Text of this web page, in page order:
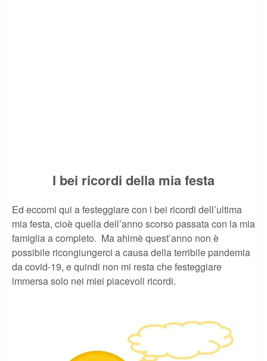
I bei ricordi della mia festa
Ed eccomi qui a festeggiare con i bei ricordi dell’ultima
mia festa, cioè quella dell’anno scorso passata con la mia
famiglia a completo. Ma ahimè quest’anno non è
possibile ricongiungerci a causa della terribile pandemia
da covid-19, e quindi non mi resta che festeggiare
immersa solo nei miei piacevoli ricordi.